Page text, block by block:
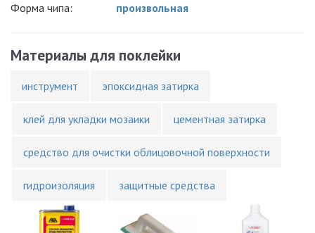
Форма чипа:
произвольная
Материалы для поклейки
инструмент эпоксидная затирка
клей для укладки мозаики цементная затирка
средство для очистки облицовочной поверхности
гидроизоляция защитные средства